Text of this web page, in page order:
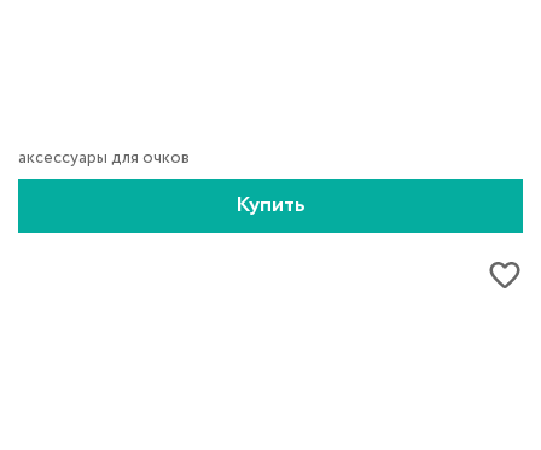
аксессуары для очков
Купить